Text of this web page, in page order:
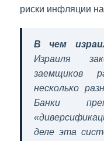
риски инфляции
В чем
Израиля
заемщиков
несколько
Банки
деле эта